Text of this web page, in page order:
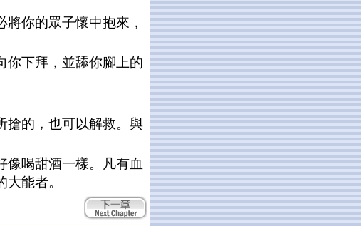
你的眾子懷中抱來，
你下拜，並舔你腳上的
搶的，也可以解救。與
像喝甜酒一樣。凡有血
能者。